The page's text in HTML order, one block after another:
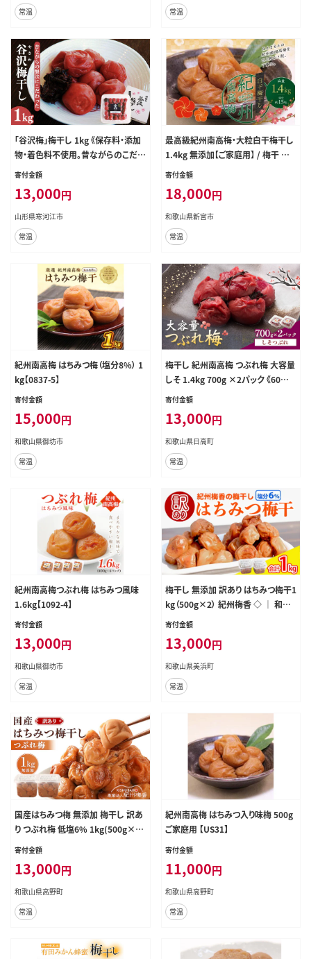
常温
常温
「谷沢梅」梅干し 1kg 《保存料・添加
物・着色料不使用。昔ながらのこだわ
りの梅干し》山形県産 鴨田太平商店
寄付金額
13,000円
山形県寒河江市
常温
最高級紀州南高梅・大粒白干梅干し
1.4kg 無添加【ご家庭用】 / 梅干 梅
干し 梅 南高梅 大容量 人気 大粒 ご
寄付金額
18,000円
和歌山県新宮市
常温
紀州南高梅 はちみつ梅（塩分8%） 1
kg【0837-5】
寄付金額
15,000円
和歌山県御坊市
常温
梅干し 紀州南高梅 つぶれ梅 大容量
しそ 1.4kg 700g ×2パック 《60日
以内に出荷予定(土日祝除く)》 株式
干 うめぼし 米 おかず しそ漬 国産
送料無料---wsh_ymd19_60d_25_
13000_1p---
寄付金額
13,000円
和歌山県日高町
常温
紀州南高梅つぶれ梅 はちみつ風味
1.6kg【1092-4】
寄付金額
13,000円
和歌山県御坊市
常温
梅干し 無添加 訳あり はちみつ梅干1
kg（500g×2） 紀州梅香 ◇ ｜ 和歌
山 みなべ町 梅干し ウメ 梅 梅干 南
寄付金額
13,000円
和歌山県美浜町
常温
国産はちみつ梅 無添加 梅干し 訳あ
り つぶれ梅 低塩6% 1kg(500g×2
パック) 化学調味料 無添加食品［KU
寄付金額
13,000円
和歌山県高野町
常温
紀州南高梅 はちみつ入り味梅 500g
ご家庭用 【US31】
寄付金額
11,000円
和歌山県高野町
常温